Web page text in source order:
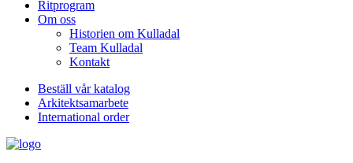
Ritprogram
Om oss
Historien om Kulladal
Team Kulladal
Kontakt
Beställ vår katalog
Arkitektsamarbete
International order